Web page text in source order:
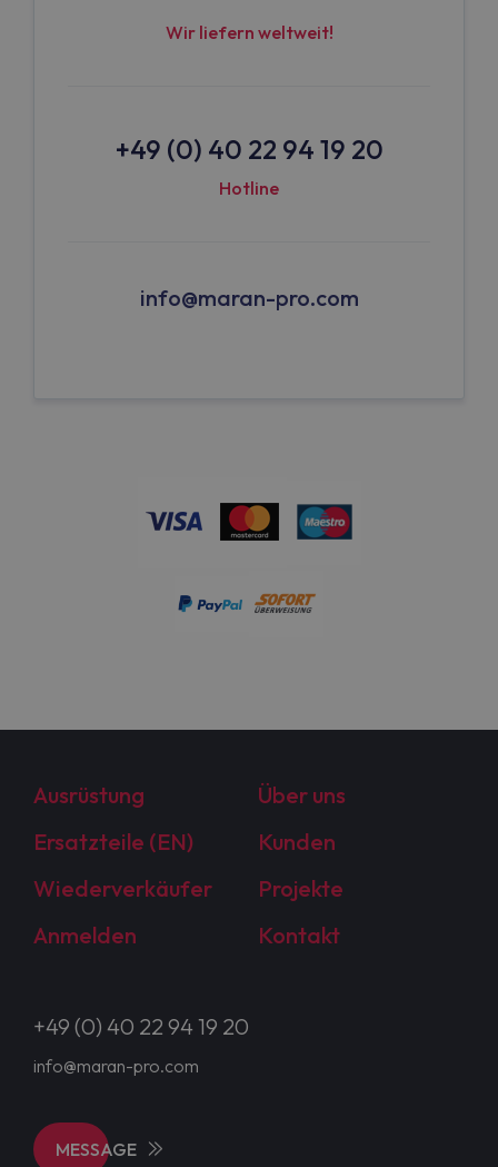
Wir liefern weltweit!
+49 (0) 40 22 94 19 20
Hotline
info@maran-pro.com
Ausrüstung
Über uns
Ersatzteile (EN)
Kunden
Wiederverkäufer
Projekte
Anmelden
Kontakt
+49 (0) 40 22 94 19 20
info@maran-pro.com
MESSAGE